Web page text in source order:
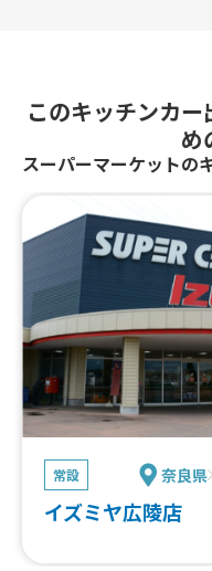
このキッチンカ
め
スーパーマーケットの
常設 奈良県
イズミヤ広陵店